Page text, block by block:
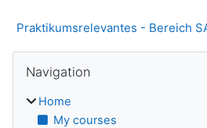
Praktikumsrelevantes - Bereich
Blocks
Navigation
Home
My courses